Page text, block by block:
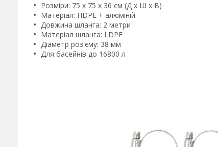
Розміри: 75 x 75 x 36 см (Д x Ш x В)
Матеріал: HDPE + алюміній
Довжина шланга: 2 метри
Матеріал шланга: LDPE
Діаметр роз'єму: 38 мм
Для басейнів до 16800 л